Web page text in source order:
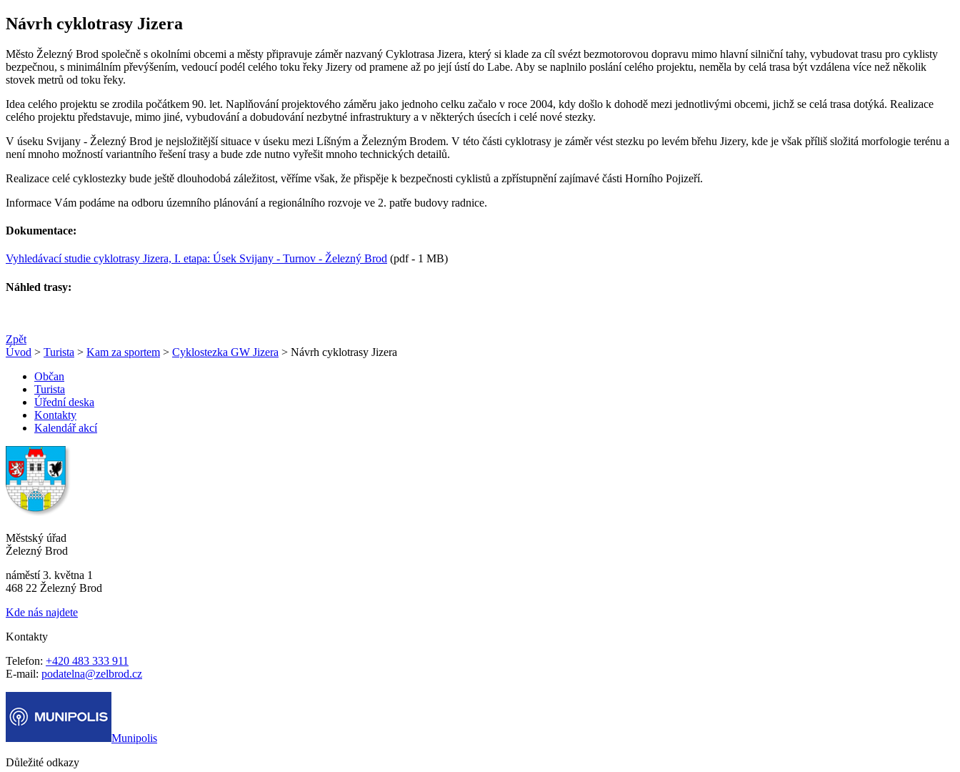
Návrh cyklotrasy Jizera
Město Železný Brod společně s okolními obcemi a městy připravuje záměr nazvaný Cyklotrasa Jizera, který si klade za cíl svézt bezmotorovou dopravu mimo hlavní silniční tahy, vybudovat trasu pro cyklisty
bezpečnou, s minimálním převýšením, vedoucí podél celého toku řeky Jizery od pramene až po její ústí do Labe. Aby se naplnilo poslání celého projektu, neměla by celá trasa být vzdálena více než několik
stovek metrů od toku řeky.
Idea celého projektu se zrodila počátkem 90. let. Naplňování projektového záměru jako jednoho celku začalo v roce 2004, kdy došlo k dohodě mezi jednotlivými obcemi, jichž se celá trasa dotýká. Realizace
celého projektu představuje, mimo jiné, vybudování a dobudování nezbytné infrastruktury a v některých úsecích i celé nové stezky.
V úseku Svijany - Železný Brod je nejsložitější situace v úseku mezi Líšným a Železným Brodem. V této části cyklotrasy je záměr vést stezku po levém břehu Jizery, kde je však příliš složitá morfologie terénu a
není mnoho možností variantního řešení trasy a bude zde nutno vyřešit mnoho technických detailů.
Realizace celé cyklostezky bude ještě dlouhodobá záležitost, věříme však, že přispěje k bezpečnosti cyklistů a zpřístupnění zajímavé části Horního Pojizeří.
Informace Vám podáme na odboru územního plánování a regionálního rozvoje ve 2. patře budovy radnice.
Dokumentace:
Vyhledávací studie cyklotrasy Jizera, I. etapa: Úsek Svijany - Turnov - Železný Brod (pdf - 1 MB)
Náhled trasy:
Zpět
Úvod > Turista > Kam za sportem > Cyklostezka GW Jizera > Návrh cyklotrasy Jizera
Občan
Turista
Úřední deska
Kontakty
Kalendář akcí
Městský úřad
Železný Brod
náměstí 3. května 1
468 22 Železný Brod
Kde nás najdete
Kontakty
Telefon: +420 483 333 911
E-mail: podatelna@zelbrod.cz
Munipolis
Důležité odkazy